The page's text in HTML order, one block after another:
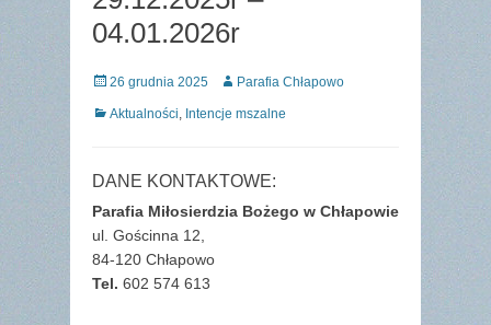
04.01.2026r
Posted
26 grudnia 2025 Author
Parafia Chłapowo
Categories
Aktualności Intencje mszalne
DANE KONTAKTOWE:
Parafia Miłosierdzia Bożego w Chłapowie
ul. Gościnna 12,
84-120 Chłapowo
Tel. 602 574 613